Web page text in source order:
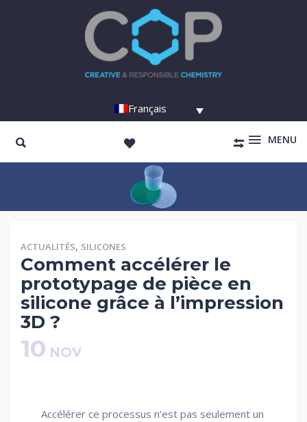
Français
MENU
ACTUALITÉS, SILICONES
Comment accélérer le
prototypage de pièce en
silicone grâce à l’impression
3D ?
10 NOV
Accélérer ce processus n’est pas seulement un